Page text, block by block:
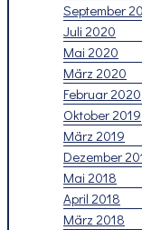
September
Juli 2020
Mai 2020
März 2020
Februar 2020
Oktober 2019
März 2019
Dezember
Mai 2018
April 2018
März 2018